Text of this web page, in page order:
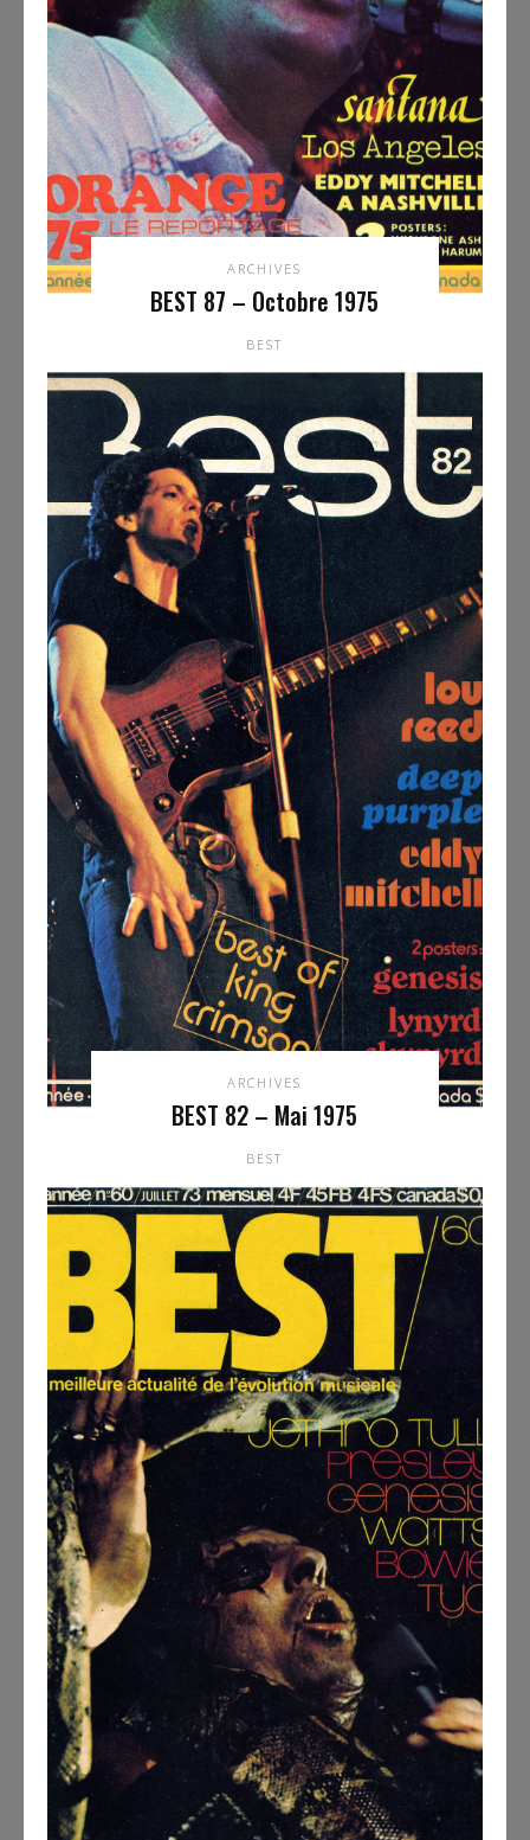
ARCHIVES
BEST 87 – Octobre 1975
BEST
ARCHIVES
BEST 82 – Mai 1975
BEST